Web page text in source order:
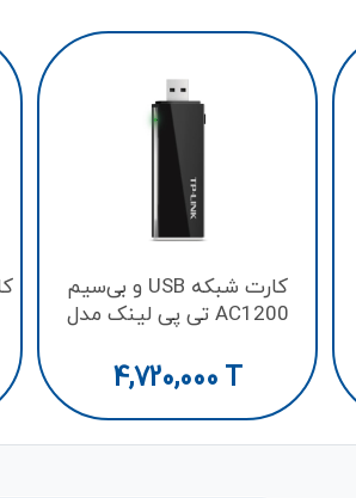
کارت شبکه USB و بی‌سیم
AC1200 تی پی لینک مدل
4,720,000 T